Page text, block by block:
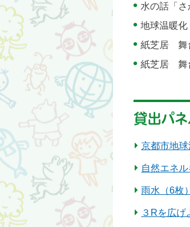
水の話「さ
地球温暖化
紙芝居 舞
紙芝居 舞
貸出パ
京都市地球
自然エネル
雨水（6枚）
３Rを広げ